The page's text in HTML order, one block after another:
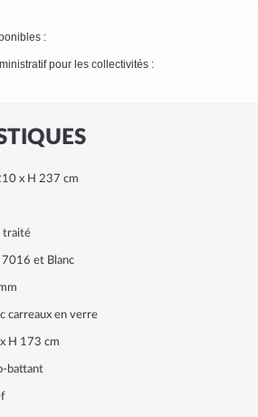
x H 237 cm
traité
et Blanc
carreaux en verre
H 173 cm
battant
:
pour les collectivités :